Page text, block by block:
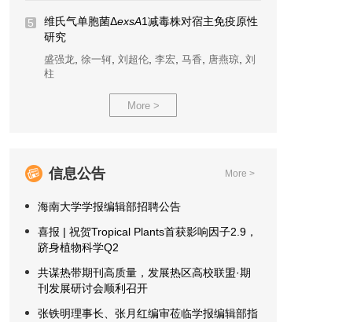
5 维氏气单胞菌ΔexsA1减毒株对宿主免疫原性
研究
盛强龙 徐一轲 刘超伦 李宏 马香 唐燕琼 刘
柱
More >
信息公告 More >
海南大学学报编辑部招聘公告
喜报 | 祝贺Tropical Plants首获影响因子2.9，
跻身植物科学Q2
共谋热带期刊高质量，发展热区高校联盟·期
刊发展研讨会顺利召开
张铁明理事长、张月红编审莅临学报编辑部指